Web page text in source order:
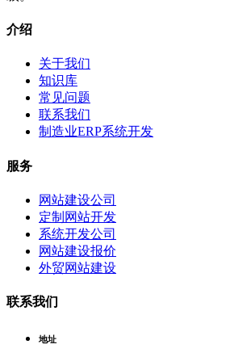
介绍
关于我们
知识库
常见问题
联系我们
制造业ERP系统开发
服务
网站建设公司
定制网站开发
系统开发公司
网站建设报价
外贸网站建设
联系我们
地址